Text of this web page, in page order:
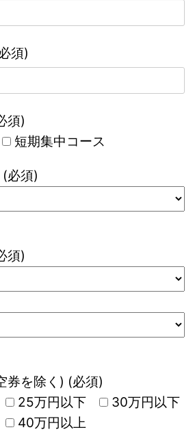
須)
須)
短期集中コース
必須)
須)
券を除く) (必須)
25万円以下
30万円以下
40万円以上